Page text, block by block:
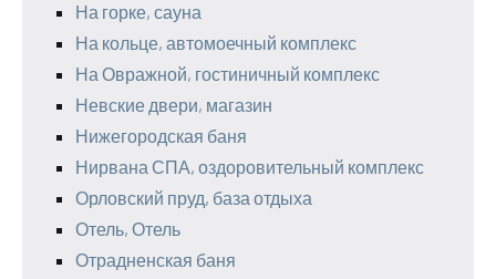
На горке, сауна
На кольце, автомоечный комплекс
На Овражной, гостиничный комплекс
Невские двери, магазин
Нижегородская баня
Нирвана СПА, оздоровительный комплекс
Орловский пруд, база отдыха
Отель, Отель
Отрадненская баня